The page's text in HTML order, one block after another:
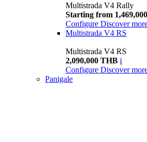
Multistrada V4 Rally
Starting from
Configure Discover
Multistrada V4 RS
Multistrada V4 RS
2,090,000 THB i
Configure Discover
Panigale